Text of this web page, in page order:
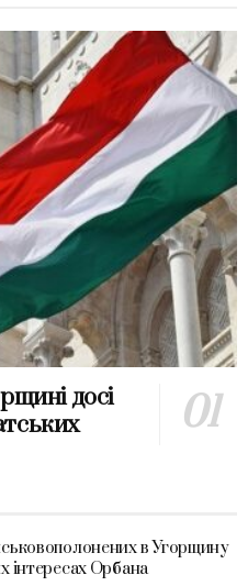
досі
в Угорщину
інтересах Орбана